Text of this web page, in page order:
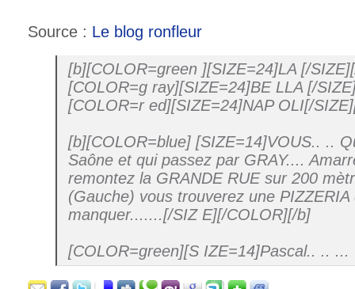
Source : Le blog ronfleur
[b][COLOR=green ][SIZE=24]LA [/
[COLOR=g ray][SIZE=24]BE LLA [/
[COLOR=r ed][SIZE=24]NAP OLI[/
[b][COLOR=blue] [SIZE=14]VOUS.. ..
Saône et qui passez par GRAY....
remontez la GRANDE RUE sur 200
(Gauche) vous trouverez une
manquer.......[/SIZ E][/COLOR][/b]
[COLOR=green][S IZE=14]Pascal.. .. ...